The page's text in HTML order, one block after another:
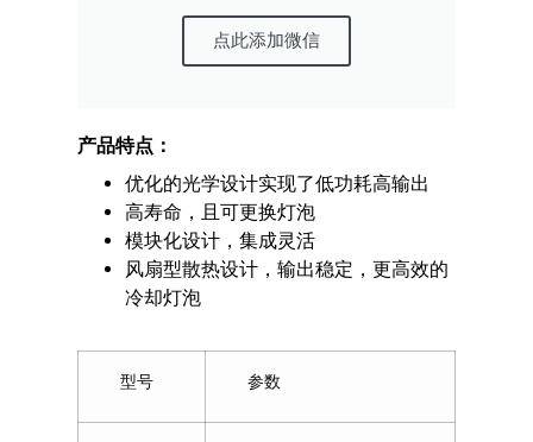
点此添加微信
产品特点：
优化的光学设计实现了低功耗高输出
高寿命，且可更换灯泡
模块化设计，集成灵活
风扇型散热设计，输出稳定，更高效的
冷却灯泡
型号 参数